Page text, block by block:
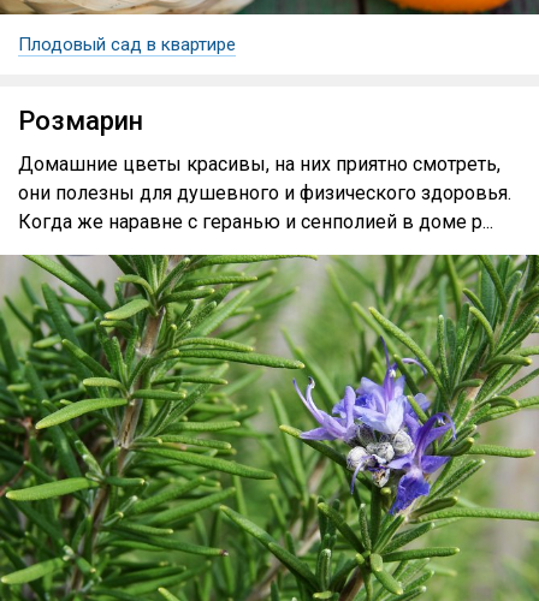
Плодовый сад в квартире
Розмарин
Домашние цветы красивы, на них приятно смотреть,
они полезны для душевного и физического здоровья.
Когда же наравне с геранью и сенполией в доме р...